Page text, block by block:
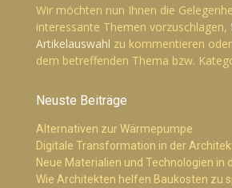
Wir möchten nun Ihnen die
interessante Themen vorzuschlagen,
Artikelauswahl zu kommentieren
dem betreffenden Thema bzw.
Neuste Beiträge
Alternativen zur Wärmepumpe
Digitale Transformation in der
Neue Materialien und Technologien in
Wie Architekten helfen Baukosten zu